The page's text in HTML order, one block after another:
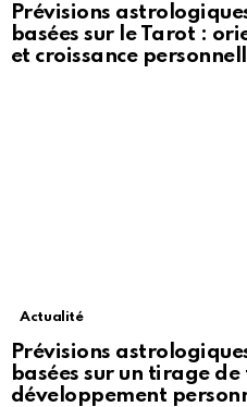
Prévisions
basées sur le Tarot :
et croissance
Actualité
Prévisions
basées sur un tirage
développement